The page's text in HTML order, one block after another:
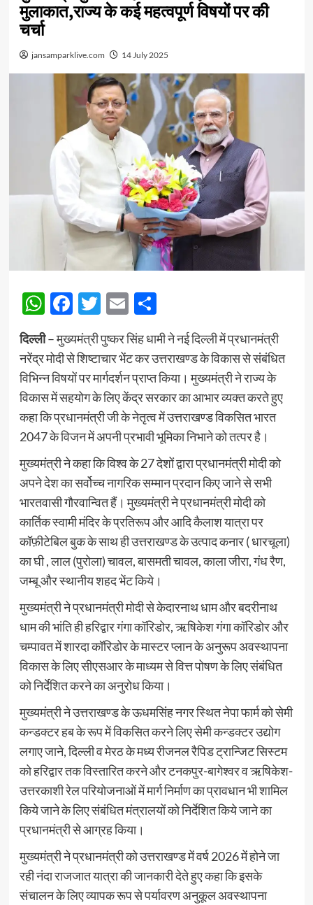
मुलाकात,राज्य के कई महत्वपूर्ण विषयों पर की
चर्चा
jansamparklive.com 14 July 2025
WhatsApp
Facebook
Twitter
EmailShare
दिल्ली– मुख्यमंत्री पुष्कर सिंह धामी ने नई दिल्ली में प्रधानमंत्री
नरेंद्र मोदी से शिष्टाचार भेंट कर उत्तराखण्ड के विकास से संबंधित
विभिन्न विषयों पर मार्गदर्शन प्राप्त किया। मुख्यमंत्री ने राज्य के
विकास में सहयोग के लिए केंद्र सरकार का आभार व्यक्त करते हुए
कहा कि प्रधानमंत्री जी के नेतृत्व में उत्तराखण्ड विकसित भारत
2047 के विजन में अपनी प्रभावी भूमिका निभाने को तत्पर है।
मुख्यमंत्री ने कहा कि विश्व के 27 देशों द्वारा प्रधानमंत्री मोदी को
अपने देश का सर्वोच्च नागरिक सम्मान प्रदान किए जाने से सभी
भारतवासी गौरवान्वित हैं। मुख्यमंत्री ने प्रधानमंत्री मोदी को
कार्तिक स्वामी मंदिर के प्रतिरूप और आदि कैलाश यात्रा पर
कॉफ़ीटेबिल बुक के साथ ही उत्तराखण्ड के उत्पाद कनार ( धारचूला)
का घी , लाल (पुरोला) चावल, बासमती चावल, काला जीरा, गंध रैण,
जम्बू और स्थानीय शहद भेंट किये।
मुख्यमंत्री ने प्रधानमंत्री मोदी से केदारनाथ धाम और बदरीनाथ
धाम की भांति ही हरिद्वार गंगा कॉरिडोर, ऋषिकेश गंगा कॉरिडोर और
चम्पावत में शारदा कॉरिडोर के मास्टर प्लान के अनुरूप अवस्थापना
विकास के लिए सीएसआर के माध्यम से वित्त पोषण के लिए संबंधित
को निर्देशित करने का अनुरोध किया।
मुख्यमंत्री ने उत्तराखण्ड के ऊधमसिंह नगर स्थित नेपा फार्म को सेमी
कन्डक्टर हब के रूप में विकसित करने लिए सेमी कन्डक्टर उद्योग
लगाए जाने, दिल्ली व मेरठ के मध्य रीजनल रैपिड ट्रान्जिट सिस्टम
को हरिद्वार तक विस्तारित करने और टनकपुर-बागेश्वर व ऋषिकेश-
उत्तरकाशी रेल परियोजनाओं में मार्ग निर्माण का प्रावधान भी शामिल
किये जाने के लिए संबंधित मंत्रालयों को निर्देशित किये जाने का
प्रधानमंत्री से आग्रह किया।
मुख्यमंत्री ने प्रधानमंत्री को उत्तराखण्ड में वर्ष 2026 में होने जा
रही नंदा राजजात यात्रा की जानकारी देते हुए कहा कि इसके
संचालन के लिए व्यापक रूप से पर्यावरण अनुकूल अवस्थापना